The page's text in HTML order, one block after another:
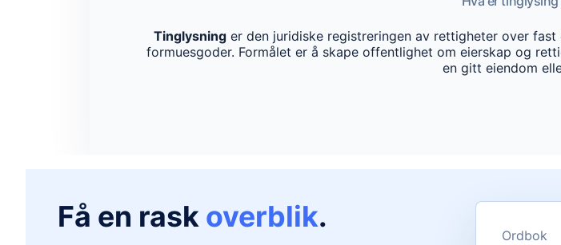
Tinglysning er den juridiske registreringen av rettigheter over
formuesgoder. Formålet er å skape offentlighet om eierskap og
en gitt eiendom
Få en rask overblik.
Ordbok